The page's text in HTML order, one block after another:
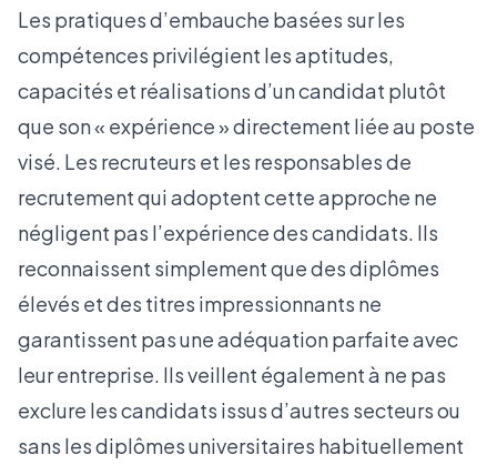
Les pratiques d’embauche basées sur les
compétences privilégient les aptitudes,
capacités et réalisations d’un candidat plutôt
que son « expérience » directement liée au poste
visé. Les recruteurs et les responsables de
recrutement qui adoptent cette approche ne
négligent pas l’expérience des candidats. Ils
reconnaissent simplement que des diplômes
élevés et des titres impressionnants ne
garantissent pas une adéquation parfaite avec
leur entreprise. Ils veillent également à ne pas
exclure les candidats issus d’autres secteurs ou
sans les diplômes universitaires habituellement